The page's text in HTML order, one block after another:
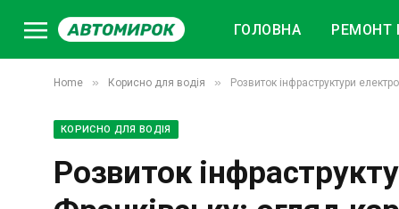
ГОЛОВНА РЕМОНТ
Home » Корисно для водія » Розвиток інфраструктури
КОРИСНО ДЛЯ ВОДІЯ
Розвиток